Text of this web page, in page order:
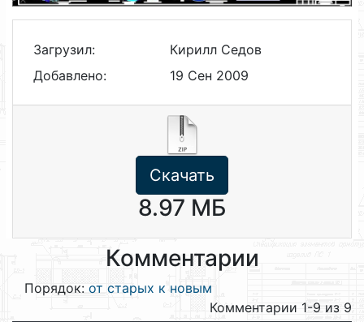
Загрузил:
Кирилл Седов
Добавлено:
19 Сен 2009
Скачать
8.97 МБ
Комментарии
Порядок: от старых к новым
Комментарии 1-9 из 9